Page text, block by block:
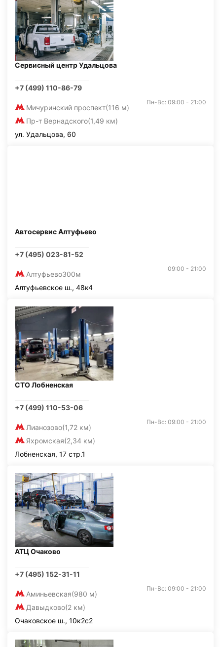
Сервисный центр Удальцова
+7 (499) 110-86-79
Мичуринский проспект(116 м)
Пр-т Вернадского(1,49 км)
Пн-Вс: 09:00 - 21:00
ул. Удальцова, 60
Автосервис Алтуфьево
+7 (495) 023-81-52
Алтуфьево300м
09:00 - 21:00
Алтуфьевское ш., 48к4
СТО Лобненская
+7 (499) 110-53-06
Лианозово(1,72 км)
Яхромская(2,34 км)
Пн-Вс: 09:00 - 21:00
Лобненская, 17 стр.1
АТЦ Очаково
+7 (495) 152-31-11
Аминьевская(980 м)
Давыдково(2 км)
Пн-Вс: 09:00 - 21:00
Очаковское ш., 10к2с2